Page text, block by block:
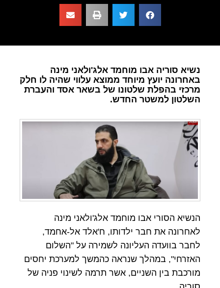
נשיא סוריה אבו מוחמד אלג'ולאני מינה
באחרונה יועץ מיוחד ממוצא עלווי שהיה לו חלק
מרכזי בהפלת שלטונו של בשאר אסד והעברת
השלטון למשטר החדש.
הנשיא הסורי אבו מוחמד אלג'ולאני מינה
לאחרונה את חבר ילדותו, ח'אלד אל-אחמד,
לחבר בוועדה העליונה לשמירה על "השלום
האזרחי", במהלך שנראה כהמשך למערכת יחסים
מורכבת בין השניים, אשר תרמה לשינוי פניה של